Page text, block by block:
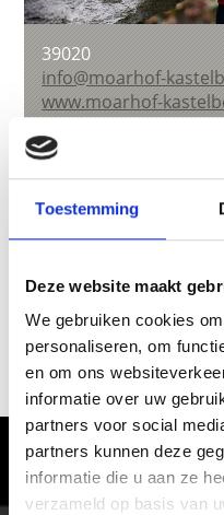
Toestemming
Deze website maakt
We gebruiken cookies
personaliseren, om
en om ons
informatie over uw
partners voor social
partners kunnen deze
informatie die u aan ze
verzameld op basis van
39020
info@moarhof-
www.moarhof-
T+39 333 7394417
terug naar
WAS DE INHOUD
Het ervaren